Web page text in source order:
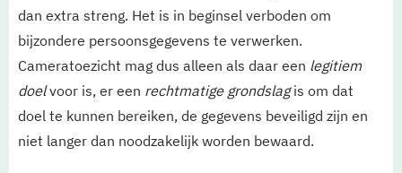
dan extra streng. Het is in beginsel verboden om
bijzondere persoonsgegevens te verwerken.
Cameratoezicht mag dus alleen als daar een legitiem
doelvoor is, er een rechtmatige grondslagis om dat
doel te kunnen bereiken, de gegevens beveiligd zijn en
niet langer dan noodzakelijk worden bewaard.